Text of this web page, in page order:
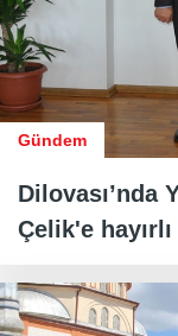
Gündem
Dilovası’nda
Çelik'e